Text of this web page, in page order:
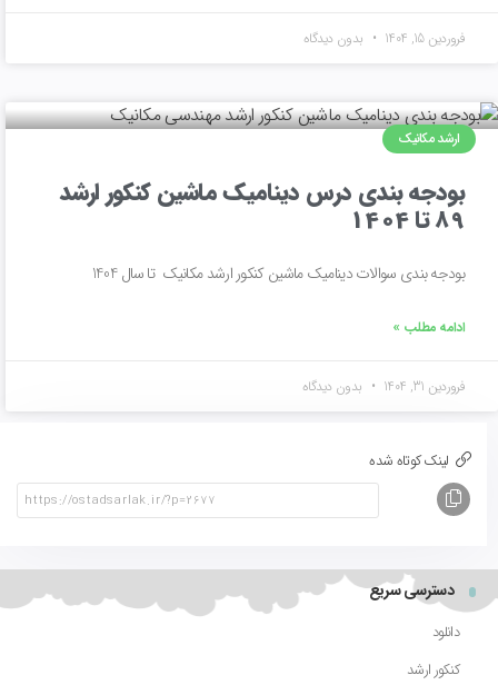
فروردین 15, 1404 بدون دیدگاه
ارشد مکانیک
بودجه بندی درس دینامیک ماشین کنکور ارشد
89 تا 1404
بودجه بندی سوالات دینامیک ماشین کنکور ارشد مکانیک تا سال 1404
ادامه مطلب »
فروردین 31, 1404 بدون دیدگاه
لینک کوتاه شده
دسترسی سریع
دانلود
کنکور ارشد